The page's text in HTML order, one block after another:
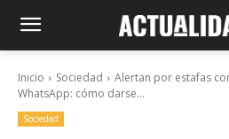
Inicio Sociedad
Alertan por estafas
WhatsApp: cómo darse...
Sociedad